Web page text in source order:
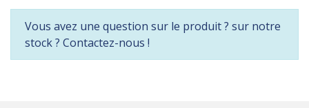
Vous avez une question sur le produit ? sur notre
stock ? Contactez-nous !